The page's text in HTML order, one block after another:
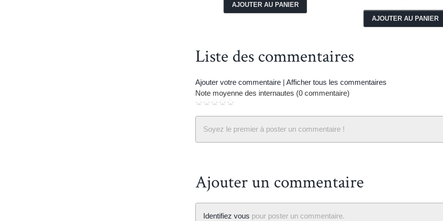
Liste des commentaires
Ajouter votre commentaire| Afficher tous les commentaires
Note moyenne des internautes (0 commentaire)
Soyez le premier à poster un commentaire !
Ajouter un commentaire
Identifiez vous pour poster un commentaire.